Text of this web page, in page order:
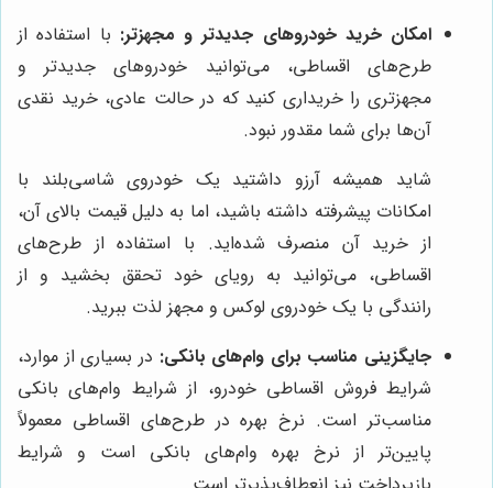
امکان خرید خودروهای جدیدتر و مجهزتر: با استفاده از
طرح‌های اقساطی، می‌توانید خودروهای جدیدتر و
مجهزتری را خریداری کنید که در حالت عادی، خرید نقدی
آن‌ها برای شما مقدور نبود.
شاید همیشه آرزو داشتید یک خودروی شاسی‌بلند با
امکانات پیشرفته داشته باشید، اما به دلیل قیمت بالای آن،
از خرید آن منصرف شده‌اید. با استفاده از طرح‌های
اقساطی، می‌توانید به رویای خود تحقق بخشید و از
رانندگی با یک خودروی لوکس و مجهز لذت ببرید.
جایگزینی مناسب برای وام‌های بانکی: در بسیاری از موارد،
شرایط فروش اقساطی خودرو، از شرایط وام‌های بانکی
مناسب‌تر است. نرخ بهره در طرح‌های اقساطی معمولاً
پایین‌تر از نرخ بهره وام‌های بانکی است و شرایط